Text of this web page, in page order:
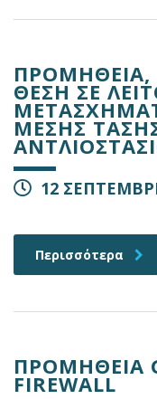
ΠΡΟΜΗΘΕΙΑ,
ΘΕΣΗ ΣΕ
ΜΕΣΗΣ
12
Περισσότερα
ΠΡΟΜΗΘΕΙΑ
FIREWALL